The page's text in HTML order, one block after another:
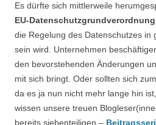
Es dürfte sich mittlerweile
EU-Datenschutzgrundverordnung
die Regelung des Datenschutzes in
sein wird. Unternehmen
den bevorstehenden Änderungen
mit sich bringt. Oder sollten sich
da es ja nun nicht mehr lange hin
wissen unsere treuen
bereits siebenteiligen –